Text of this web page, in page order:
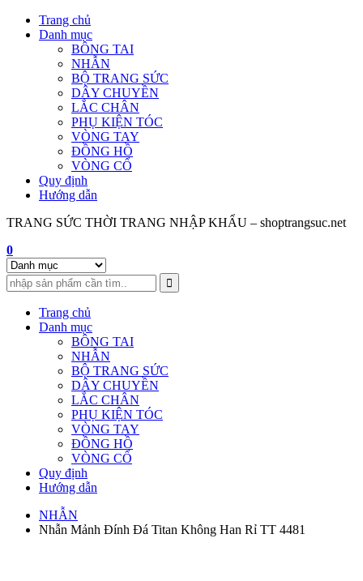
Skip
Trang chủ
Danh mục
BÔNG TAI
NHẪN
BỘ TRANG SỨC
DÂY CHUYỀN
LẮC CHÂN
PHỤ KIỆN TÓC
VÒNG TAY
ĐỒNG HỒ
VÒNG CỔ
Quy định
Hướng dẫn
TRANG SỨC THỜI TRANG NHẬP KHẨU – shoptrangsuc.net
0
Trang chủ
Danh mục
BÔNG TAI
NHẪN
BỘ TRANG SỨC
DÂY CHUYỀN
LẮC CHÂN
PHỤ KIỆN TÓC
VÒNG TAY
ĐỒNG HỒ
VÒNG CỔ
Quy định
Hướng dẫn
NHẪN
Nhẫn Mảnh Đính Đá Titan Không Han Rỉ TT 4481